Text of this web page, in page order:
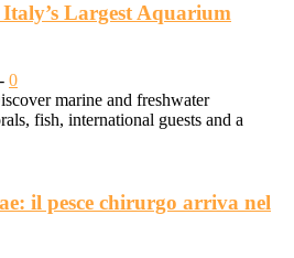
Largest Aquarium
- 0
marine and freshwater
fish, international guests and a
il pesce chirurgo arriva nel